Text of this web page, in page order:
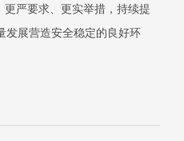
更严要求、更实举措，持续提
发展营造安全稳定的良好环